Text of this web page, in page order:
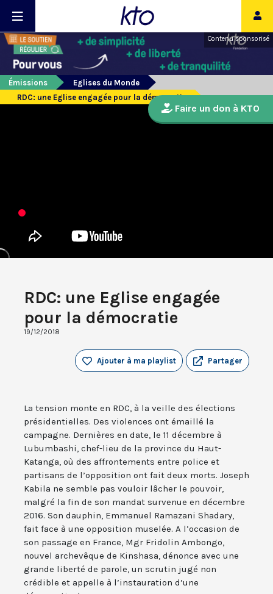
Contenu sponsorisé
Émissions
Eglises du Monde
RDC: une Eglise engagée pour la démocratie
RDC: une Eglise engagée
pour la démocratie
19/12/2018
Partager
Ajouter à ma playlist
La tension monte en RDC, à la veille des élections
présidentielles. Des violences ont émaillé la
campagne. Dernières en date, le 11 décembre à
Lubumbashi, chef-lieu de la province du Haut-
Katanga, où des affrontements entre police et
partisans de l’opposition ont fait deux morts. Joseph
Kabila ne semble pas vouloir lâcher le pouvoir,
malgré la fin de son mandat survenue en décembre
2016. Son dauphin, Emmanuel Ramazani Shadary,
fait face à une opposition muselée. A l’occasion de
son passage en France, Mgr Fridolin Ambongo,
nouvel archevêque de Kinshasa, dénonce avec une
grande liberté de parole, un scrutin jugé non
crédible et appelle à l’instauration d’une
Faire un don à KTO